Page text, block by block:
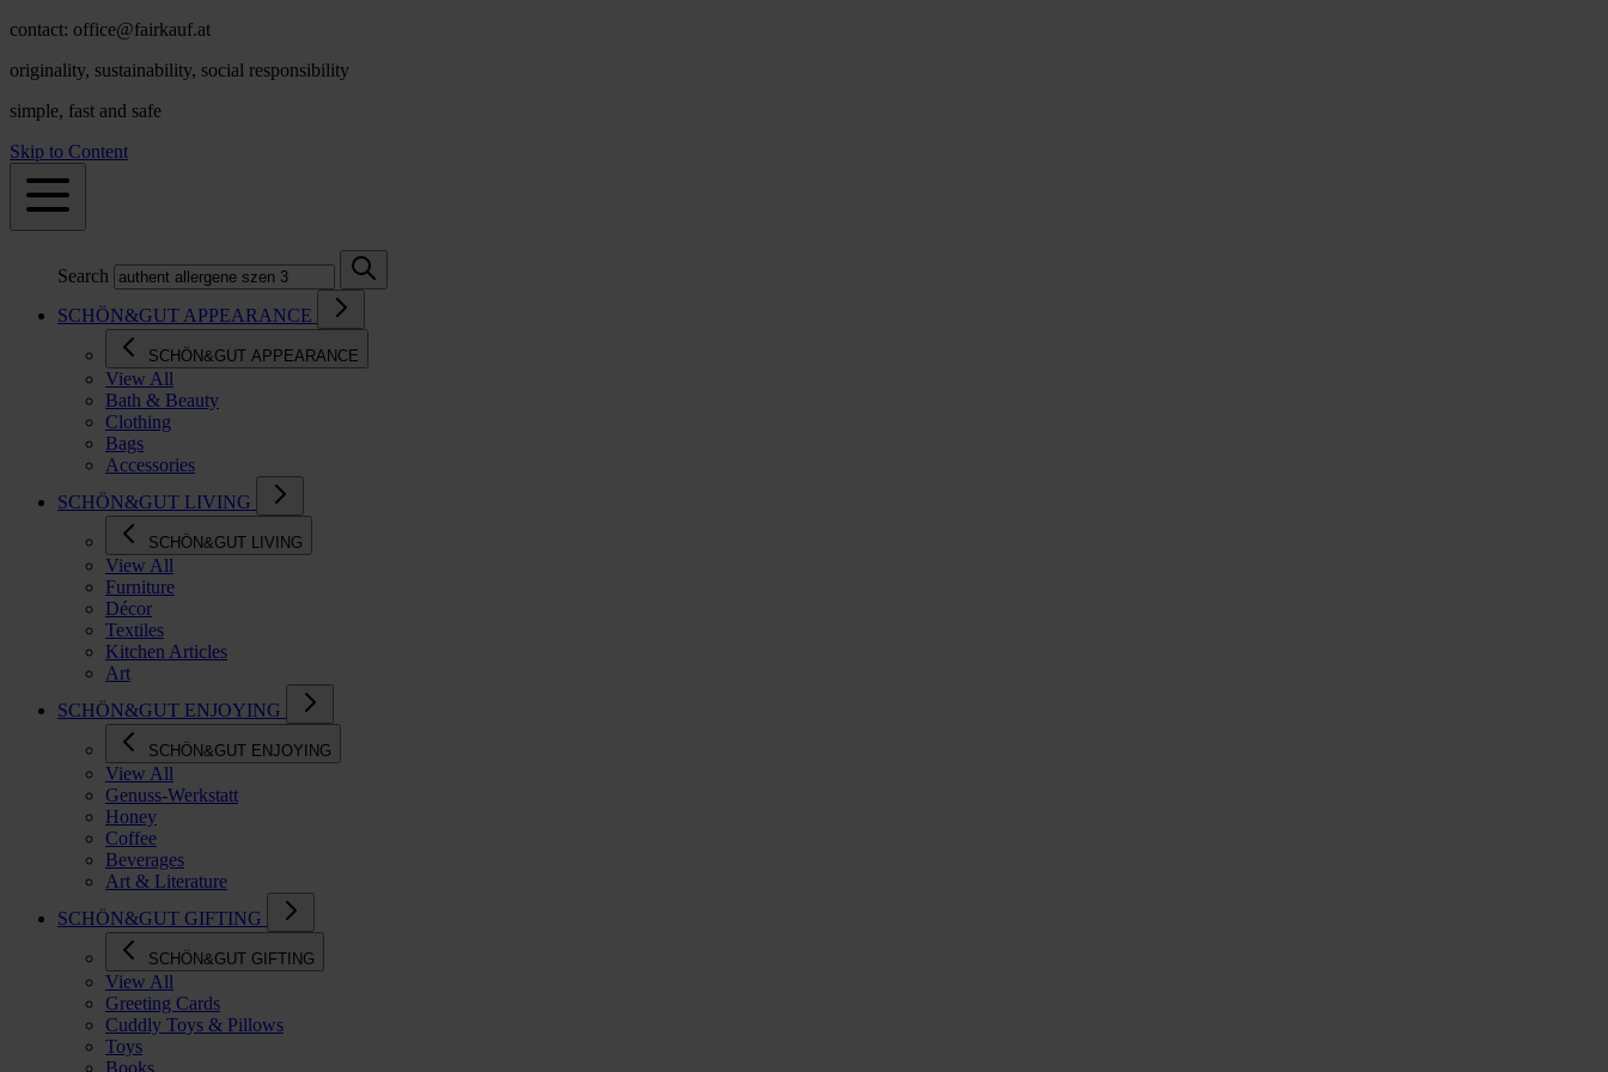
contact: office@fairkauf.at
originality, sustainability, social responsibility
simple, fast and safe
Skip to Content
Search
SCHÖN&GUT APPEARANCE
SCHÖN&GUT APPEARANCE
View All
Bath & Beauty
Clothing
Bags
Accessories
SCHÖN&GUT LIVING
SCHÖN&GUT LIVING
View All
Furniture
Décor
Textiles
Kitchen Articles
Art
SCHÖN&GUT ENJOYING
SCHÖN&GUT ENJOYING
View All
Genuss-Werkstatt
Honey
Coffee
Beverages
Art & Literature
SCHÖN&GUT GIFTING
SCHÖN&GUT GIFTING
View All
Greeting Cards
Cuddly Toys & Pillows
Toys
Books